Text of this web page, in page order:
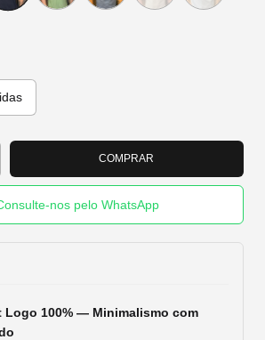
nos pelo WhatsApp
Logo 100% — Minimalismo com